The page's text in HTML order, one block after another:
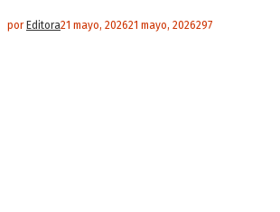
porEditora21 mayo, 202621 mayo, 2026297